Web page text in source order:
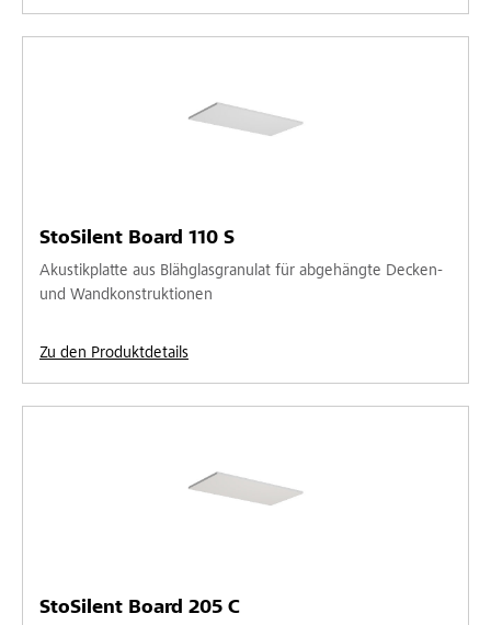
StoSilent Board 110 S
Akustikplatte aus Blähglasgranulat für abgehängte Decken-
und Wandkonstruktionen
Zu den Produktdetails
StoSilent Board 205 C